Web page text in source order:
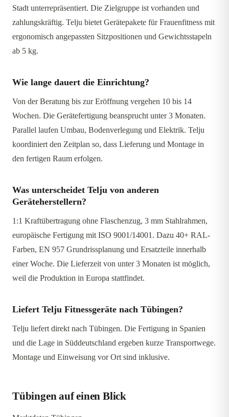
Stadt unterrepräsentiert. Die Zielgruppe ist vorhanden und
zahlungskräftig. Telju bietet Gerätepakete für Frauenfitness mit
ergonomisch angepassten Sitzpositionen und Gewichtsstapeln
ab 5 kg.
Wie lange dauert die Einrichtung?
Von der Beratung bis zur Eröffnung vergehen 10 bis 14
Wochen. Die Gerätefertigung beansprucht unter 3 Monaten.
Parallel laufen Umbau, Bodenverlegung und Elektrik. Telju
koordiniert den Zeitplan so, dass Lieferung und Montage in
den fertigen Raum erfolgen.
Was unterscheidet Telju von anderen
Geräteherstellern?
1:1 Kraftübertragung ohne Flaschenzug, 3 mm Stahlrahmen,
europäische Fertigung mit ISO 9001/14001. Dazu 40+ RAL-
Farben, EN 957 Grundrissplanung und Ersatzteile innerhalb
einer Woche. Die Lieferzeit von unter 3 Monaten ist möglich,
weil die Produktion in Europa stattfindet.
Liefert Telju Fitnessgeräte nach Tübingen?
Telju liefert direkt nach Tübingen. Die Fertigung in Spanien
und die Lage in Süddeutschland ergeben kurze Transportwege.
Montage und Einweisung vor Ort sind inklusive.
Tübingen auf einen Blick